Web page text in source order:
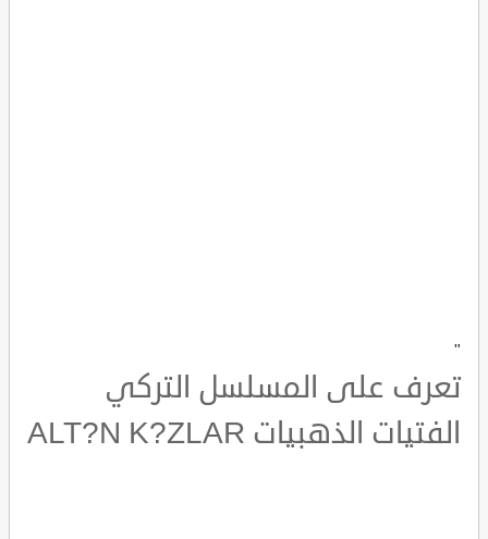
"
تعرف على المسلسل التركي
الفتيات الذهبيات ALT?N K?ZLAR